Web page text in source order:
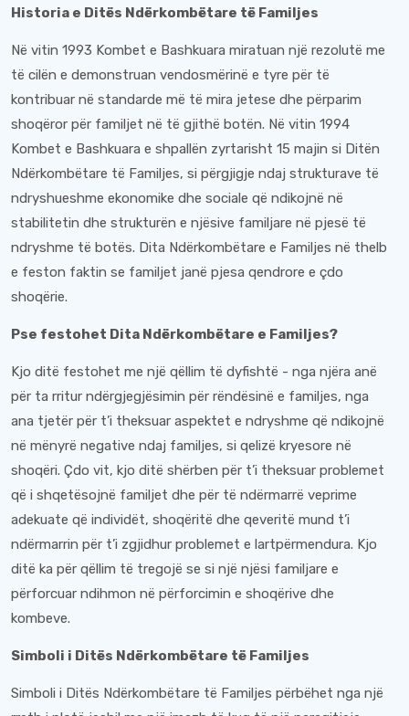
Historia e Ditës Ndërkombëtare të Familjes
Në vitin 1993 Kombet e Bashkuara miratuan një rezolutë me
të cilën e demonstruan vendosmërinë e tyre për të
kontribuar në standarde më të mira jetese dhe përparim
shoqëror për familjet në të gjithë botën. Në vitin 1994
Kombet e Bashkuara e shpallën zyrtarisht 15 majin si Ditën
Ndërkombëtare të Familjes, si përgjigje ndaj strukturave të
ndryshueshme ekonomike dhe sociale që ndikojnë në
stabilitetin dhe strukturën e njësive familjare në pjesë të
ndryshme të botës. Dita Ndërkombëtare e Familjes në thelb
e feston faktin se familjet janë pjesa qendrore e çdo
shoqërie.
Pse festohet Dita Ndërkombëtare e Familjes?
Kjo ditë festohet me një qëllim të dyfishtë - nga njëra anë
për ta rritur ndërgjegjësimin për rëndësinë e familjes, nga
ana tjetër për t’i theksuar aspektet e ndryshme që ndikojnë
në mënyrë negative ndaj familjes, si qelizë kryesore në
shoqëri. Çdo vit, kjo ditë shërben për t’i theksuar problemet
që i shqetësojnë familjet dhe për të ndërmarrë veprime
adekuate që individët, shoqëritë dhe qeveritë mund t’i
ndërmarrin për t’i zgjidhur problemet e lartpërmendura. Kjo
ditë ka për qëllim të tregojë se si një njësi familjare e
përforcuar ndihmon në përforcimin e shoqërive dhe
kombeve.
Simboli i Ditës Ndërkombëtare të Familjes
Simboli i Ditës Ndërkombëtare të Familjes përbëhet nga një